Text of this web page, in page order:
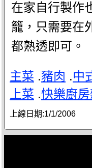
在家自行製作
籠，只需要在
都熟透即可。
主菜 .豬肉 .中
上菜 .快樂廚
上線日期:1/1/2006